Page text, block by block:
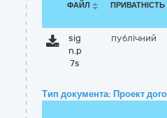
ФАЙЛ ПРИВАТНІСТЬ
sig
n.p
7s
публічний
Тип документа: Проект